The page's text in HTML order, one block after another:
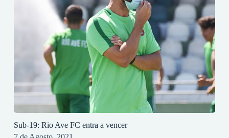
Sub-19: Rio Ave FC entra a vencer